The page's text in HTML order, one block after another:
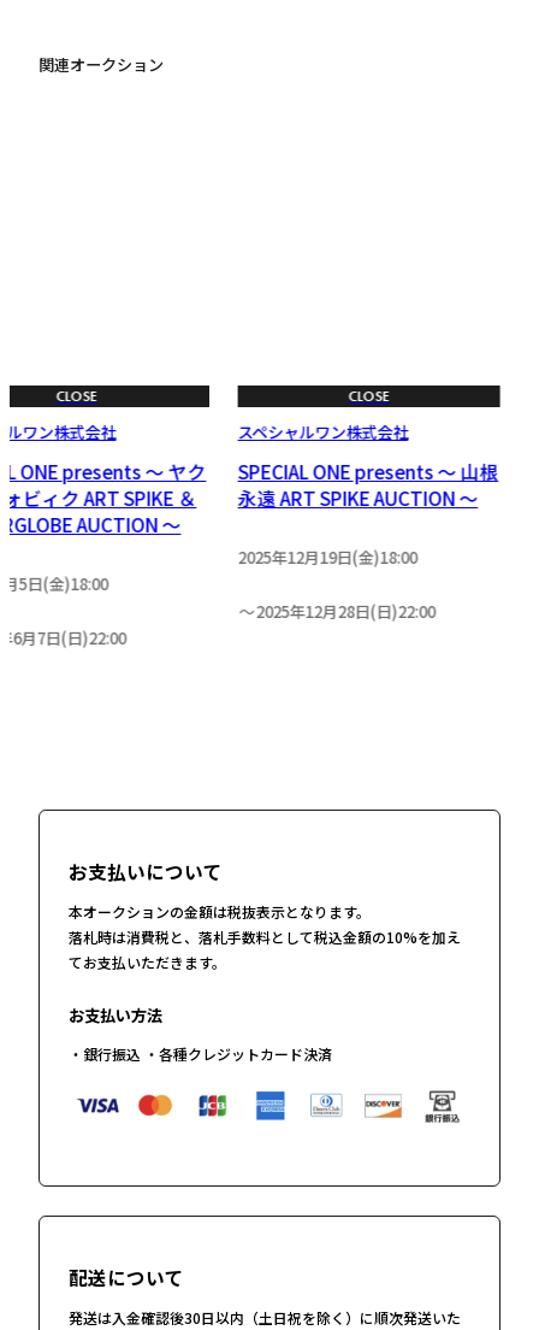
関連オークション
CLOSE
ルワン株式会社
ONE presents ～ ヤク
ビィク ART SPIKE ＆
AUCTION ～
5日(金)18:00
6月7日(日)22:00
CLOSE
スペシャルワン株式会社
SPECIAL ONE presents ～ 山根
永遠 ART SPIKE AUCTION ～
2025年12月19日(金)18:00
2025年12月28日(日)22:00
お支払いについて
本オークションの金額は税抜表示となります。
落札時は消費税と、落札手数料として税込金額の10%を加え
てお支払いただきます。
お支払い方法
・銀行振込 ・各種クレジットカード決済
配送について
発送は入金確認後30日以内（土日祝を除く）に順次発送いた